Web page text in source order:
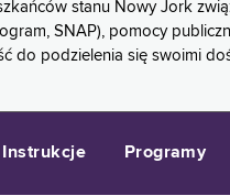
stanu Nowy Jork
SNAP), pomocy
do podzielenia się swoimi
Instrukcje Programy